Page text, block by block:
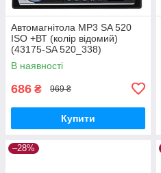
Автомагнітола MP3 SA 520
ISO +ВТ (колір відомий)
(43175-SA 520_338)
В наявності
686 ₴ 969 ₴
Купити
–28%